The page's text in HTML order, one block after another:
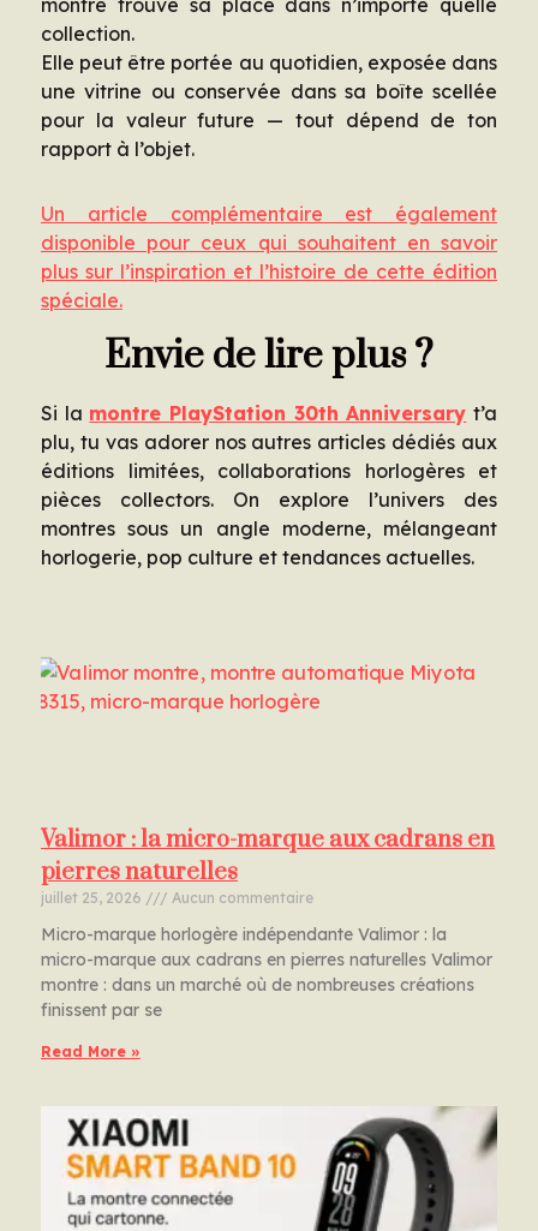
collection.
Elle peut être portée au quotidien, exposée dans
une vitrine ou conservée dans sa boîte scellée
pour la valeur future — tout dépend de ton
rapport à l’objet.
Un article complémentaire est également
disponible pour ceux qui souhaitent en savoir
plus sur l’inspiration et l’histoire de cette édition
spéciale.
Envie de lire plus ?
Si la montre PlayStation 30th Anniversary t’a
plu, tu vas adorer nos autres articles dédiés aux
éditions limitées, collaborations horlogères et
pièces collectors. On explore l’univers des
montres sous un angle moderne, mélangeant
horlogerie, pop culture et tendances actuelles.
Valimor : la micro-marque aux cadrans en
pierres naturelles
juillet 25, 2026 Aucun commentaire
Micro-marque horlogère indépendante Valimor : la
micro-marque aux cadrans en pierres naturelles Valimor
montre : dans un marché où de nombreuses créations
finissent par se
Read More »